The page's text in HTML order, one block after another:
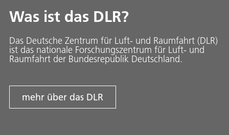
Was ist das DLR?
Das Deutsche Zentrum für Luft- und Raumfahrt (DLR)
ist das nationale Forschungszentrum für Luft- und
Raumfahrt der Bundesrepublik Deutschland.
mehr über das DLR